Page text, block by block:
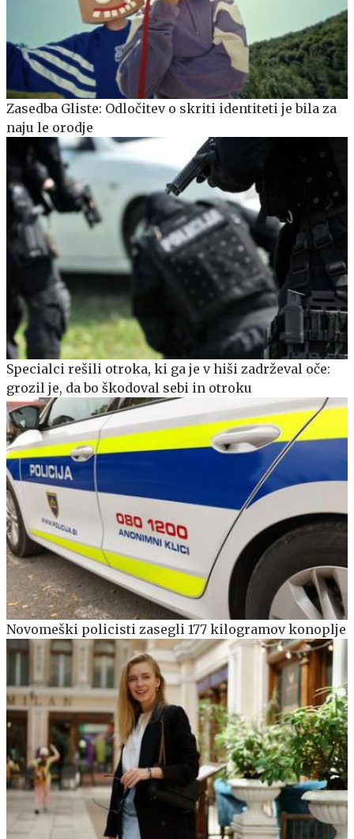
Zasedba Gliste: Odločitev o skriti identiteti je bila za
naju le orodje
Specialci rešili otroka, ki ga je v hiši zadrževal oče:
grozil je, da bo škodoval sebi in otroku
Novomeški policisti zasegli 177 kilogramov konoplje